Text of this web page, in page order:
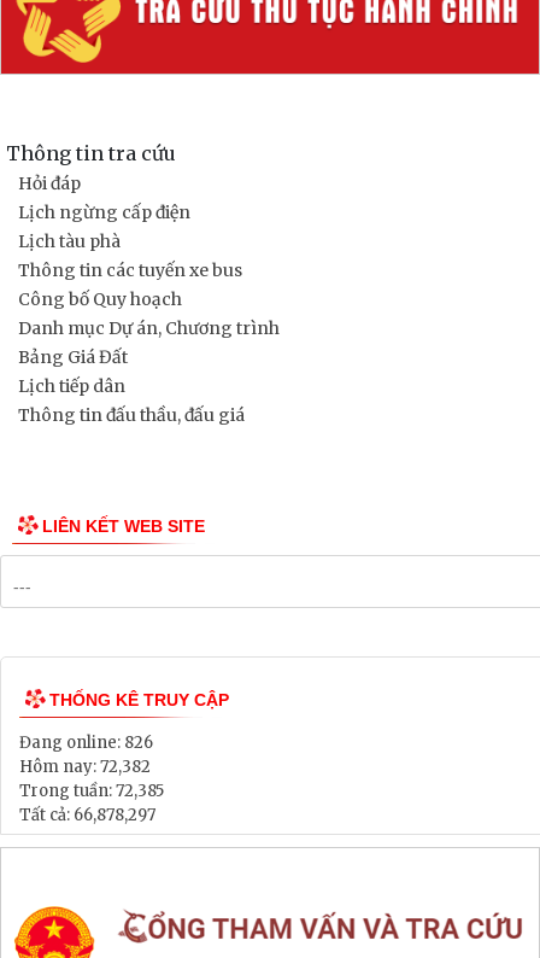
Thông tin tra cứu
Hỏi đáp
Lịch ngừng cấp điện
Lịch tàu phà
Thông tin các tuyến xe bus
Công bố Quy hoạch
Danh mục Dự án, Chương trình
Bảng Giá Đất
Lịch tiếp dân
Thông tin đấu thầu, đấu giá
LIÊN KẾT WEB SITE
THỐNG KÊ TRUY CẬP
Đang online: 826
Hôm nay:72,382
Trong tuần:72,385
Tất cả: 66,878,297